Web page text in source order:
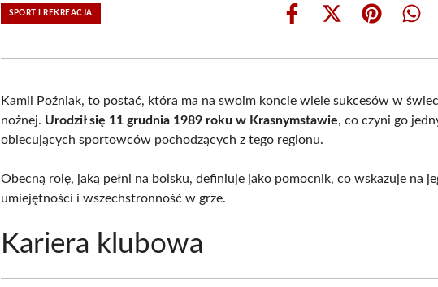
SPORT I REKREACJA
Share
Share
(Twitter)
Share
Kamil Poźniak, to postać, która ma na swoim koncie wiele sukcesów w
nożnej. Urodził się 11 grudnia 1989 roku w Krasnymstawie, co czyni go
obiecujących sportowców pochodzących z tego regionu.
Obecną rolę, jaką pełni na boisku, definiuje jako pomocnik, co wskazuje na
umiejętności i wszechstronność w grze.
Kariera klubowa